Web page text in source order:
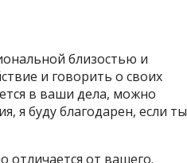
близостью и
и говорить о своих
в ваши дела, можно
я буду благодарен, если ты
отличается от вашего.